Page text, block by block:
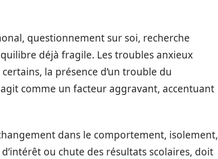
questionnement sur soi, recherche
déjà fragile. Les troubles anxieux
la présence d’un trouble du
comme un facteur aggravant, accentuant
dans le comportement, isolement,
ou chute des résultats scolaires, doit